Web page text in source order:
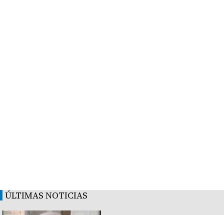
ÚLTIMAS NOTICIAS